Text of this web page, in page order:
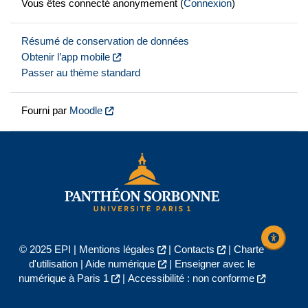
Vous êtes connecté anonymement (Connexion)
Résumé de conservation de données
Obtenir l’app mobile
Passer au thème standard
Fourni par Moodle
© 2025 EPI | Mentions légales | Contacts | Charte
d'utilisation| Aide numérique |
Enseigner avec le
numérique à Paris 1
| Accessibilité : non conforme